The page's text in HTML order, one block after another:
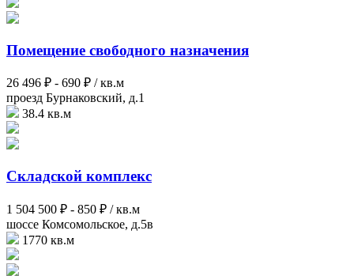
Помещение свободного назначения
26 496 ₽ - 690 ₽ / кв.м
проезд Бурнаковский, д.1
38.4 кв.м
Складской комплекс
1 504 500 ₽ - 850 ₽ / кв.м
шоссе Комсомольское, д.5в
1770 кв.м